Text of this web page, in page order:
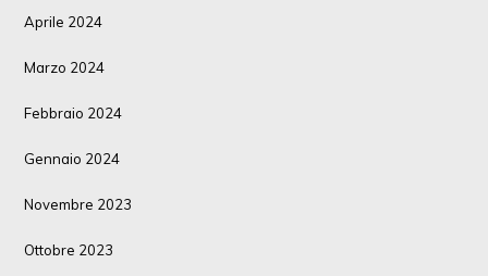
Aprile 2024
Marzo 2024
Febbraio 2024
Gennaio 2024
Novembre 2023
Ottobre 2023